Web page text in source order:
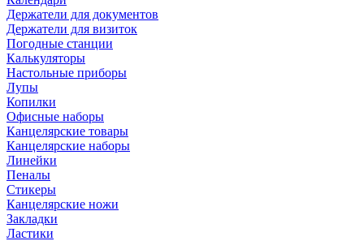
Держатели для документов
Держатели для визиток
Погодные станции
Калькуляторы
Настольные приборы
Лупы
Копилки
Офисные наборы
Канцелярские товары
Канцелярские наборы
Линейки
Пеналы
Стикеры
Канцелярские ножи
Закладки
Ластики